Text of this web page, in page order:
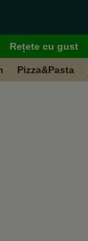
Rețete cu gust
Pizza&Pasta